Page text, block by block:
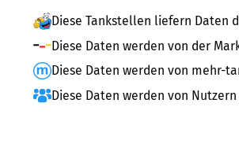
Diese Tankstellen liefern Daten
Diese Daten werden von der
Diese Daten werden von mehr-
Diese Daten werden von